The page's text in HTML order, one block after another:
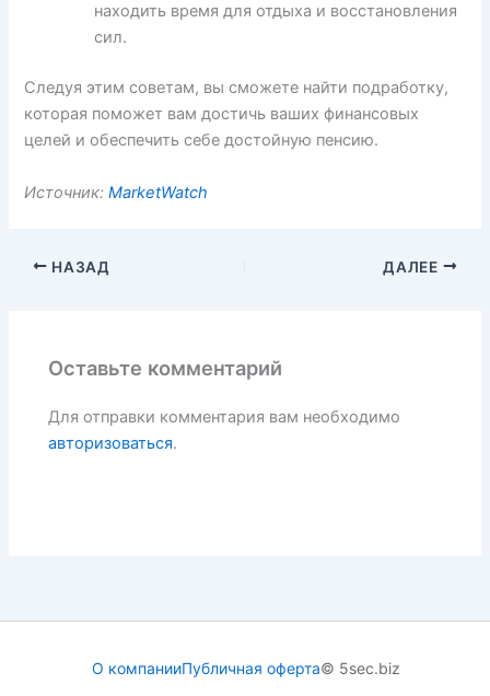
находить время для отдыха и восстановления
сил.
Следуя этим советам, вы сможете найти подработку,
которая поможет вам достичь ваших финансовых
целей и обеспечить себе достойную пенсию.
Источник:MarketWatch
НАЗАД ДАЛЕЕ
Оставьте комментарий
Для отправки комментария вам необходимо
авторизоваться.
О компанииПубличная оферта© 5sec.biz